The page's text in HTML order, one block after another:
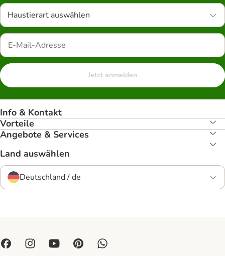
Haustierart auswählen
Jetzt anmelden
Info & Kontakt
Vorteile
Angebote & Services
Land auswählen
Deutschland / de